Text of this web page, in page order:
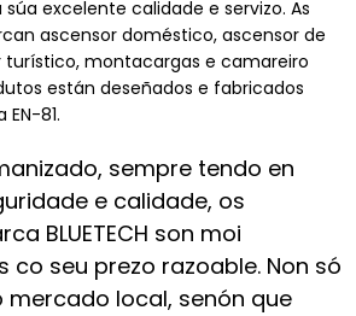
súa excelente calidade e servizo. As
ascensor doméstico, ascensor de
turístico, montacargas e camareiro
están deseñados e fabricados
81.
sempre tendo en
e calidade, os
BLUETECH son moi
co seu prezo razoable. Non só
mercado local, senón que